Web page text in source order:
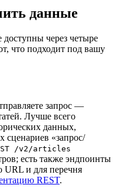
данные
через четыре
что подходит под вашу
запрос —
Лучше всего
данных,
«запрос/
/v2/articles
есть также эндпоинты
URL и для перечня
REST.